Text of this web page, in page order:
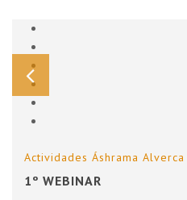
Actividades Áshrama Alverca
1º WEBINAR